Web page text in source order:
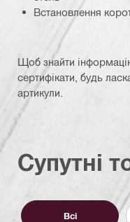
Встановлення
Щоб знайти
сертифікати, будь
артикули.
Супутні
Всі